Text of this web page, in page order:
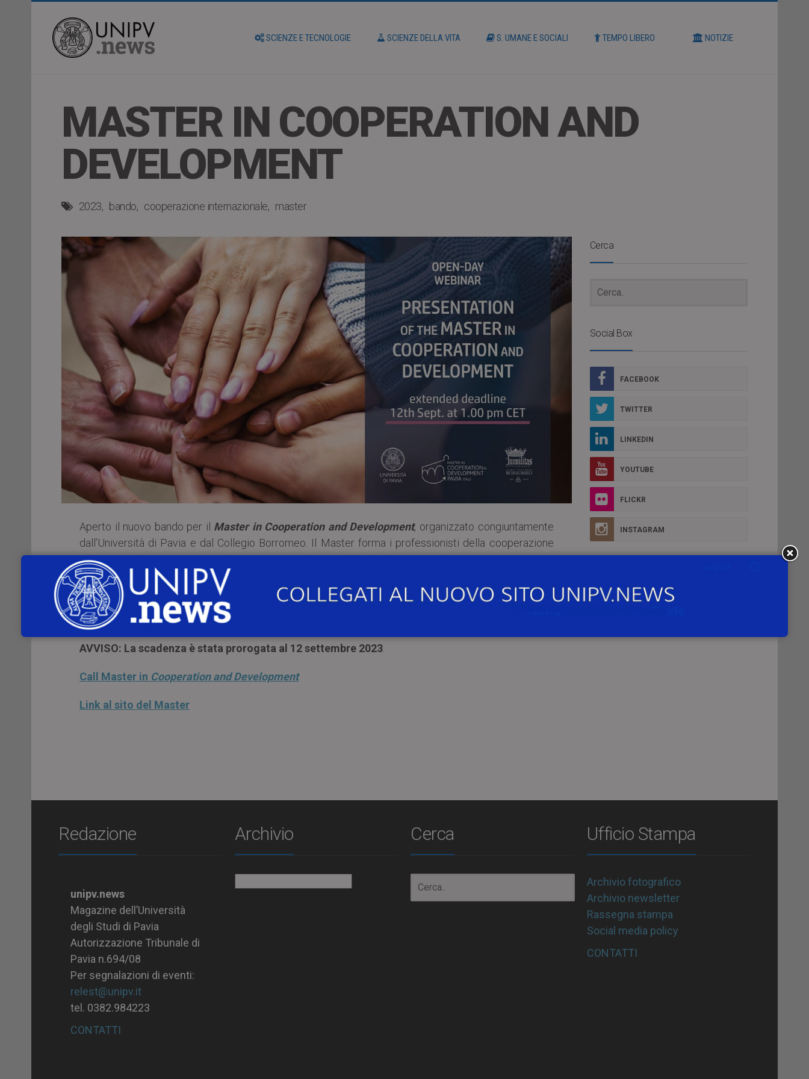
SCIENZE E TECNOLOGIE SCIENZE DELLA VITA S. UMANE E SOCIALI TEMPO LIBERO NOTIZIE
MASTER IN COOPERATION AND
DEVELOPMENT
2023 bando cooperazione internazionale master
Aperto il nuovo bando per il Master in Cooperation and Development, organizzato congiuntamente
dall’Università di Pavia e dal Collegio Borromeo. Il Master forma i professionisti della cooperazione
internazionale in un percorso lungo 15 mesi, che prevede più di 500 ore di corsi e seminari e un
periodo di internship da 3 a 6 mesi presso ONG e organizzazioni internazionali che operano nel campo
della cooperazione allo sviluppo e dell’aiuto umanitario.
Ladeadlineper presentare la propria domanda è il
AVVISO: La scadenza è stata prorogata al 12 settembre 2023
Call Master in Cooperation and Development
Link al sito del Master
Cerca
Social Box
FACEBOOK
TWITTER
LINKEDIN
YOUTUBE
FLICKR
INSTAGRAM
Redazione
unipv.news
Magazine dell’Università
degli Studi di Pavia
Autorizzazione Tribunale di
Pavia n.694/08
Per segnalazioni di eventi:
relest@unipv.it
tel. 0382.984223
CONTATTI
Archivio Cerca Ufficio Stampa
Archivio fotografico
Archivio newsletter
Rassegna stampa
Social media policy
CONTATTI